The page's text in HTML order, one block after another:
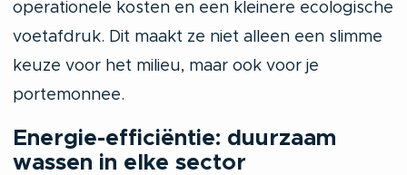
operationele kosten en een kleinere ecologische
voetafdruk. Dit maakt ze niet alleen een slimme
keuze voor het milieu, maar ook voor je
portemonnee.
Energie-efficiëntie: duurzaam
wassen in elke sector